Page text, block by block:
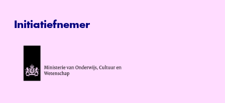
Initiatiefnemer